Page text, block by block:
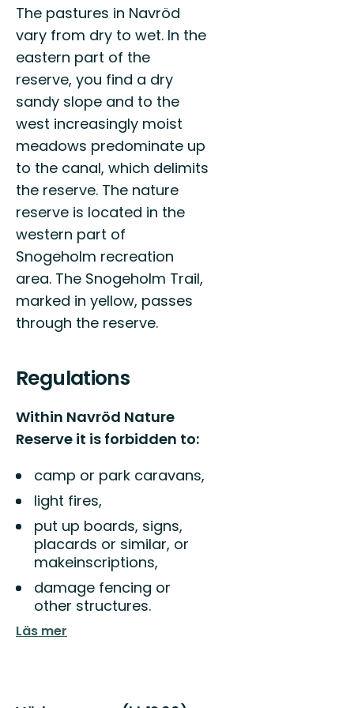
The pastures in Navröd
vary from dry to wet. In the
eastern part of the
reserve, you find a dry
sandy slope and to the
west increasingly moist
meadows predominate up
to the canal, which delimits
the reserve. The nature
reserve is located in the
western part of
Snogeholm recreation
area. The Snogeholm Trail,
marked in yellow, passes
through the reserve.
Regulations
Within Navröd Nature
Reserve it is forbidden to:
camp or park caravans,
light fires,
put up boards, signs,
placards or similar, or
makeinscriptions,
damage fencing or
other structures.
Läs mer